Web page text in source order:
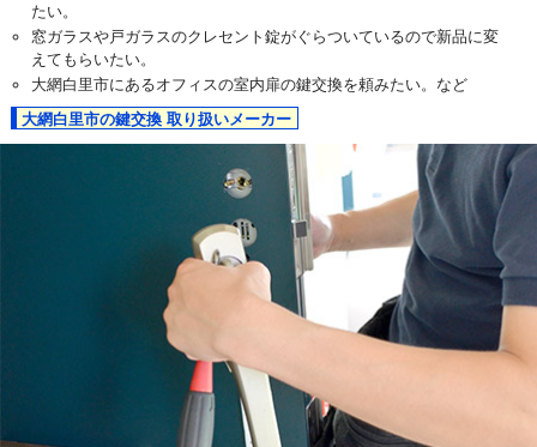
たい。
窓ガラスや戸ガラスのクレセント錠がぐらついているので新品に変
えてもらいたい。
大網白里市にあるオフィスの室内扉の鍵交換を頼みたい。など
大網白里市の鍵交換 取り扱いメーカー